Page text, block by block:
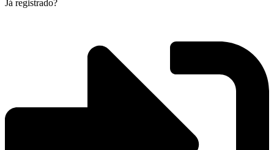
Já registrado?